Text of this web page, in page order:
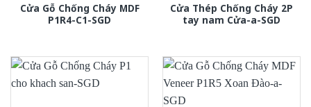
Cửa Gỗ Chống Cháy MDF
P1R4-C1-SGD
Cửa Thép Chống Cháy 2P
tay nam Cửa-a-SGD